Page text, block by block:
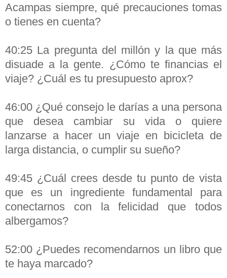
Acampas siempre, qué precauciones tomas
o tienes en cuenta?
40:25 La pregunta del millón y la que más
disuade a la gente. ¿Cómo te financias el
viaje? ¿Cuál es tu presupuesto aprox?
46:00 ¿Qué consejo le darías a una persona
que desea cambiar su vida o quiere
lanzarse a hacer un viaje en bicicleta de
larga distancia, o cumplir su sueño?
49:45 ¿Cuál crees desde tu punto de vista
que es un ingrediente fundamental para
conectarnos con la felicidad que todos
albergamos?
52:00 ¿Puedes recomendarnos un libro que
te haya marcado?